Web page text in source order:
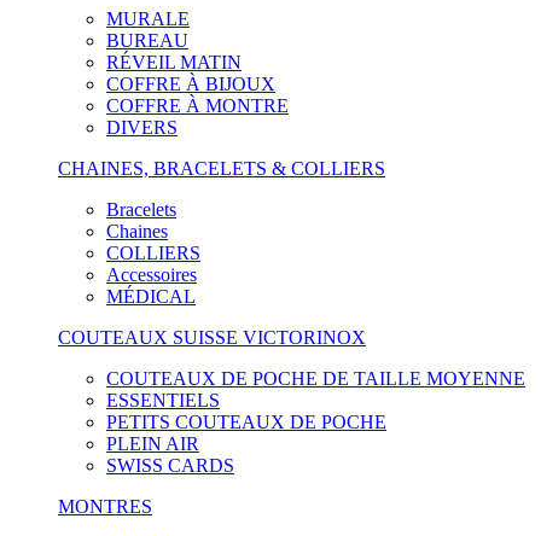
MURALE
BUREAU
RÉVEIL MATIN
COFFRE À BIJOUX
COFFRE À MONTRE
DIVERS
CHAINES, BRACELETS & COLLIERS
Bracelets
Chaines
COLLIERS
Accessoires
MÉDICAL
COUTEAUX SUISSE VICTORINOX
COUTEAUX DE POCHE DE TAILLE MOYENNE
ESSENTIELS
PETITS COUTEAUX DE POCHE
PLEIN AIR
SWISS CARDS
MONTRES